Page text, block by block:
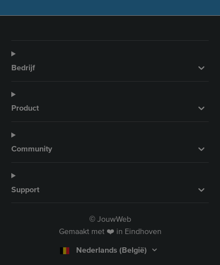
Bedrijf
Product
Community
Support
© JouwWeb
Gemaakt met ❤️ in Eindhoven
Nederlands (België)